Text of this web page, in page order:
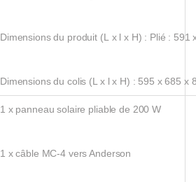
Dimensions du produit (L x l x H) : Plié :
Dimensions du colis (L x l x H) : 595 x 685 x
1 x panneau solaire pliable de 200 W
1 x câble MC-4 vers Anderson